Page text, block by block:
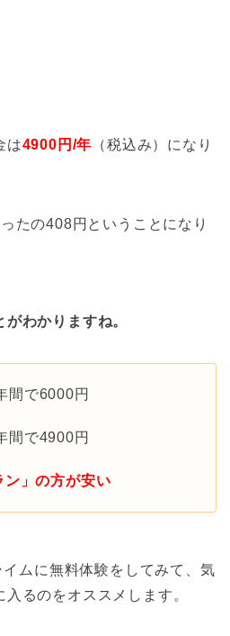
は4900円/年 （税込み）になり
たの408円ということになり
わかりますね。
間で6000円
間で4900円
」の方が安い
ムに無料体験をしてみて、気
るのをオススメします。